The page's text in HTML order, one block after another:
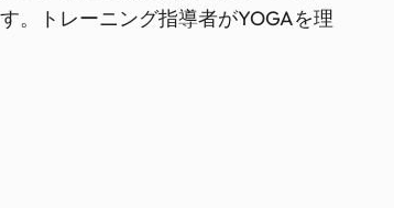
。トレーニング指導者がYOGAを理